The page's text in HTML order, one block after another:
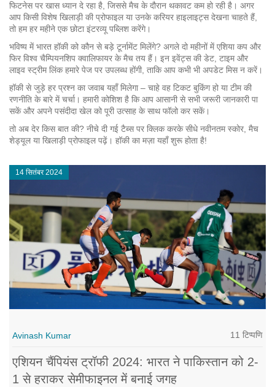
फिटनेस पर खास ध्यान दे रहा है, जिससे मैच के दौरान थकावट कम हो रही है। अगर
आप किसी विशेष खिलाड़ी की प्रोफाइल या उनके करियर हाइलाइट्स देखना चाहते हैं,
तो हम हर महीने एक छोटा इंटरव्यू पब्लिश करेंगे।
भविष्य में भारत हॉकी को कौन से बड़े टूर्नामेंट मिलेंगे? अगले दो महीनों में एशिया कप और
फिर विश्व चैम्पियनशिप क्वालिफायर के मैच तय हैं। इन इवेंट्स की डेट, टाइम और
लाइव स्ट्रीम लिंक हमारे पेज पर उपलब्ध होंगी, ताकि आप कभी भी अपडेट मिस न करें।
हॉकी से जुड़े हर प्रश्न का जवाब यहाँ मिलेगा – चाहे वह टिकट बुकिंग हो या टीम की
रणनीति के बारे में चर्चा। हमारी कोशिश है कि आप आसानी से सभी जरूरी जानकारी पा
सकें और अपने पसंदीदा खेल को पूरी उत्साह के साथ फॉलो कर सकें।
तो अब देर किस बात की? नीचे दी गई टैब्स पर क्लिक करके सीधे नवीनतम स्कोर, मैच
शेड्यूल या खिलाड़ी प्रोफाइल पढ़ें। हॉकी का मज़ा यहाँ शुरू होता है!
14 सितंबर 2024
Avinash Kumar 11 टिप्पणि
एशियन चैंपियंस ट्रॉफी 2024: भारत ने पाकिस्तान को 2-
1 से हराकर सेमीफाइनल में बनाई जगह